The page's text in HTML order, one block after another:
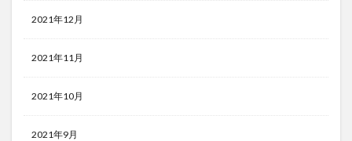
2021年12月
2021年11月
2021年10月
2021年9月